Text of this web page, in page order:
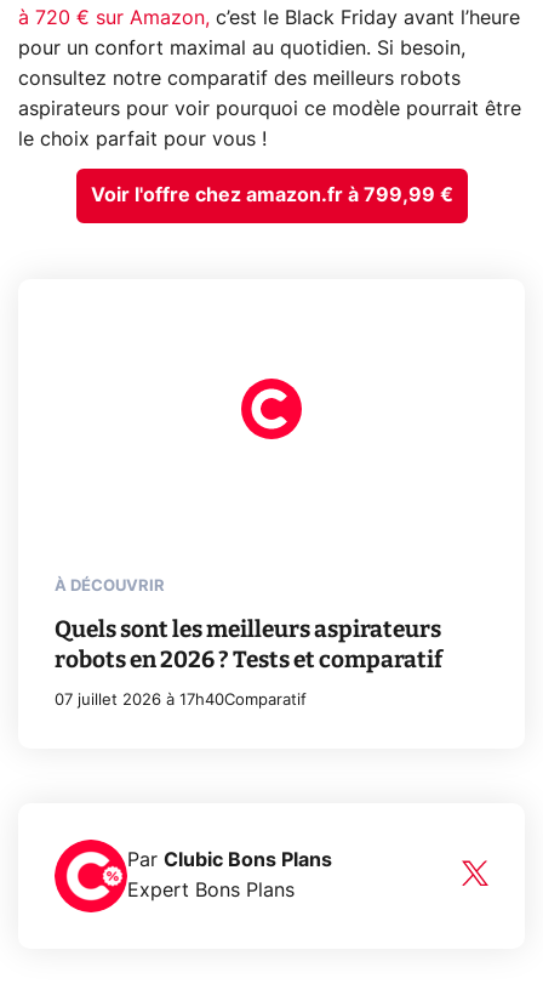
à 720 € sur Amazon, c’est le Black Friday avant l’heure
pour un confort maximal au quotidien. Si besoin,
consultez notre comparatif des meilleurs robots
aspirateurs pour voir pourquoi ce modèle pourrait être
le choix parfait pour vous !
Voir l'offre chez amazon.fr à 799,99 €
À DÉCOUVRIR
Quels sont les meilleurs aspirateurs
robots en 2026 ? Tests et comparatif
07 juillet 2026 à 17h40Comparatif
Par Clubic Bons Plans
Expert Bons Plans